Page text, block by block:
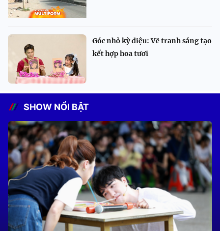
Góc nhỏ kỳ diệu: Vẽ tranh sáng tạo
kết hợp hoa tươi
SHOW NỔI BẬT